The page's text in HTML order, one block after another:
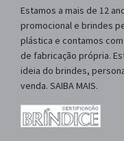
Estamos a mais de 12
promocional e brindes
plástica e contamos
de fabricação própria.
ideia do brindes,
venda. SAIBA MAIS.